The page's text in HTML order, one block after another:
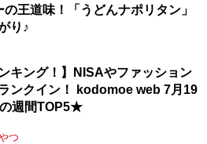
の王道味！「うどんナポリタン」
り♪
ンキング！】NISAやファッション
ンクイン！ kodomoe web 7月19
の週間TOP5★
つ